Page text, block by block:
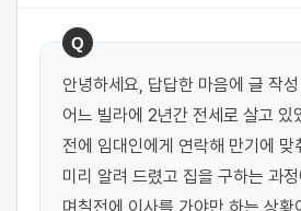
Q
안녕하세요, 답답한 마음에 글 작
어느 빌라에 2년간 전세로 살고 있
전에 임대인에게 연락해 만기에 맞
미리 알려 드렸고 집을 구하는 과